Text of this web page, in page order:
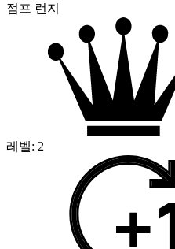
점프 런지
레벨: 2